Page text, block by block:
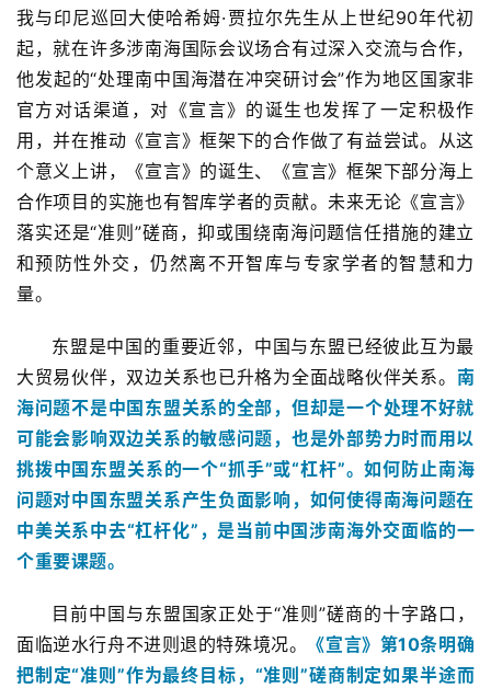
我与印尼巡回大使哈希姆·贾拉尔先生从上世纪90年代初
起，就在许多涉南海国际会议场合有过深入交流与合作，
他发起的“处理南中国海潜在冲突研讨会”作为地区国家非
官方对话渠道，对《宣言》的诞生也发挥了一定积极作
用，并在推动《宣言》框架下的合作做了有益尝试。从这
个意义上讲，《宣言》的诞生、《宣言》框架下部分海上
合作项目的实施也有智库学者的贡献。未来无论《宣言》
落实还是“准则”磋商，抑或围绕南海问题信任措施的建立
和预防性外交，仍然离不开智库与专家学者的智慧和力
量。
东盟是中国的重要近邻，中国与东盟已经彼此互为最
大贸易伙伴，双边关系也已升格为全面战略伙伴关系。 南
海问题不是中国东盟关系的全部，但却是一个处理不好就
可能会影响双边关系的敏感问题，也是外部势力时而用以
挑拨中国东盟关系的一个“抓手”或“杠杆”。如何防止南海
问题对中国东盟关系产生负面影响，如何使得南海问题在
中美关系中去“杠杆化”，是当前中国涉南海外交面临的一
个重要课题。
目前中国与东盟国家正处于“准则”磋商的十字路口，
面临逆水行舟不进则退的特殊境况。
《宣言》第10条明确
把制定“准则”作为最终目标，“准则”磋商制定如果半途而